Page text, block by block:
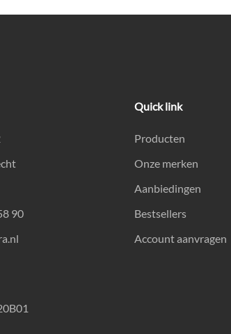
90
Quick link
Producten
Onze merken
Aanbiedingen
Bestsellers
Account aanvragen